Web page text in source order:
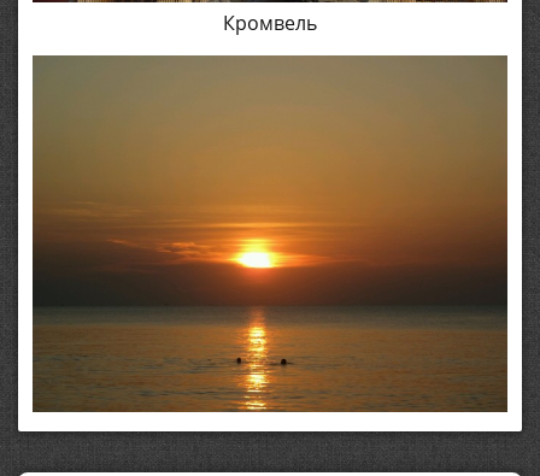
Кромвель